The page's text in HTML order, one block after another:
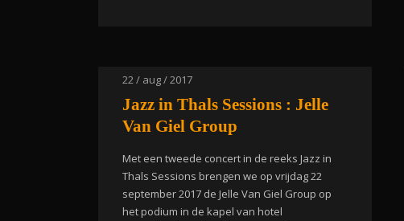
22 / aug / 2017
Jazz in Thals Sessions : Jelle
Van Giel Group
Met een tweede concert in de reeks Jazz in
Thals Sessions brengen we op vrijdag 22
september 2017 de Jelle Van Giel Group op
het podium in de kapel van hotel